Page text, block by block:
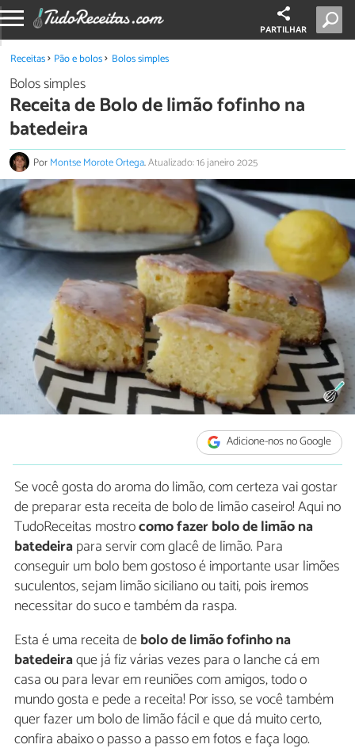
PARTILHAR
Receitas Pão e bolos Bolos simples
Bolos simples
Receita de Bolo de limão fofinho na
batedeira
PorMontse Morote Ortega.Atualizado: 16 janeiro 2025
Adicione-nos no Google
Se você gosta do aroma do limão, com certeza vai gostar
de preparar esta receita de bolo de limão caseiro! Aqui no
TudoReceitas mostrocomo fazer bolo de limão na
batedeirapara servir com glacê de limão. Para
conseguir um bolo bem gostoso é importante usar limões
suculentos, sejam limão siciliano ou taiti, pois iremos
necessitar do suco e também da raspa.
Esta é uma receita debolo de limão fofinho na
batedeiraque já fiz várias vezes para o lanche cá em
casa ou para levar em reuniões com amigos, todo o
mundo gosta e pede a receita! Por isso, se você também
quer fazer um bolo de limão fácil e que dá muito certo,
confira abaixo o passo a passo em fotos e faça logo.